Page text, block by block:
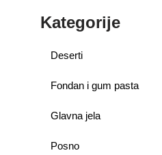
Kategorije
Deserti
Fondan i gum pasta
Glavna jela
Posno